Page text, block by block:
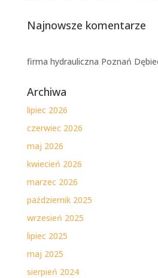
Najnowsze komentarze
firma hydrauliczna Poznań
Archiwa
lipiec 2026
czerwiec 2026
maj 2026
kwiecień 2026
marzec 2026
październik 2025
wrzesień 2025
lipiec 2025
maj 2025
sierpień 2024